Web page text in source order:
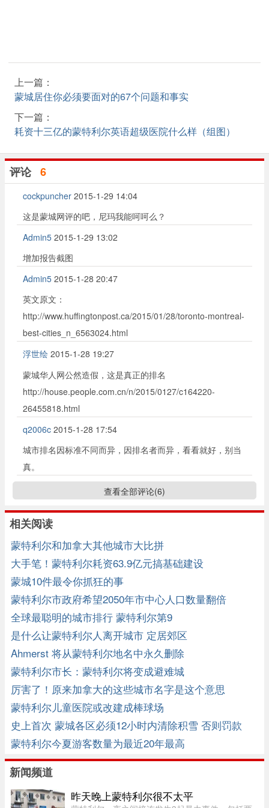
上一篇：
蒙城居住你必须要面对的67个问题和事实
下一篇：
耗资十三亿的蒙特利尔英语超级医院什么样（组图）
评论 6
cockpuncher 2015-1-29 14:04
这是蒙城网评的吧，尼玛我能呵呵么？
Admin5 2015-1-29 13:02
增加报告截图
Admin5 2015-1-28 20:47
英文原文：
http://www.huffingtonpost.ca/2015/01/28/toronto-montreal-
best-cities_n_6563024.html
浮世绘 2015-1-28 19:27
蒙城华人网公然造假，这是真正的排名
http://house.people.com.cn/n/2015/0127/c164220-
26455818.html
q2006c 2015-1-28 17:54
城市排名因标准不同而异，因排名者而异，看看就好，别当
真。
查看全部评论(6)
相关阅读
蒙特利尔和加拿大其他城市大比拼
大手笔！蒙特利尔耗资63.9亿元搞基础建设
蒙城10件最令你抓狂的事
蒙特利尔市政府希望2050年市中心人口数量翻倍
全球最聪明的城市排行 蒙特利尔第9
是什么让蒙特利尔人离开城市 定居郊区
Ahmerst 将从蒙特利尔地名中永久删除
蒙特利尔市长：蒙特利尔将变成避难城
厉害了！原来加拿大的这些城市名字是这个意思
蒙特利尔儿童医院或改建成棒球场
史上首次 蒙城各区必须12小时内清除积雪 否则罚款
蒙特利尔今夏游客数量为最近20年最高
新闻频道
昨天晚上蒙特利尔很不太平